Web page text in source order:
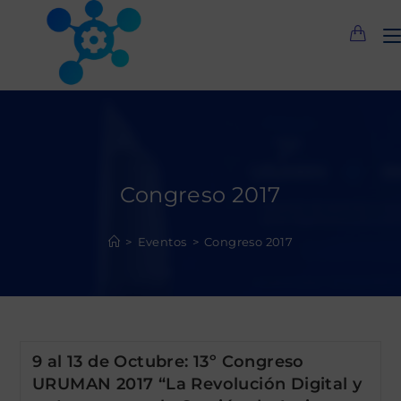
Congreso 2017
> Eventos > Congreso 2017
9 al 13 de Octubre: 13º Congreso
URUMAN 2017 “La Revolución Digital y